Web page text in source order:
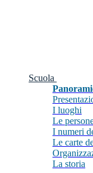
Scuola
I luoghi
Le
I numeri
Le carte
La storia